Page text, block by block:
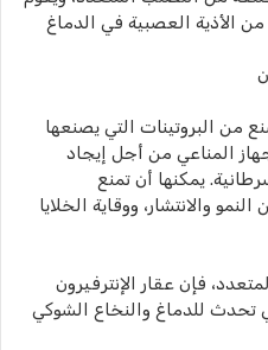
من الأذية العصبية في الدماغ
من البروتينات التي يصنعها
المناعي من أجل إيجاد
يمكنها أن تمنع
والانتشار، ووقاية الخلايا
فإن عقار الإنترفيرون
تحدث للدماغ والنخاع الشوكي